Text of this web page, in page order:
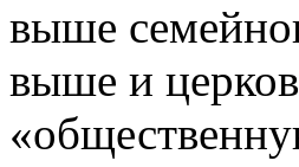
выше
выше и